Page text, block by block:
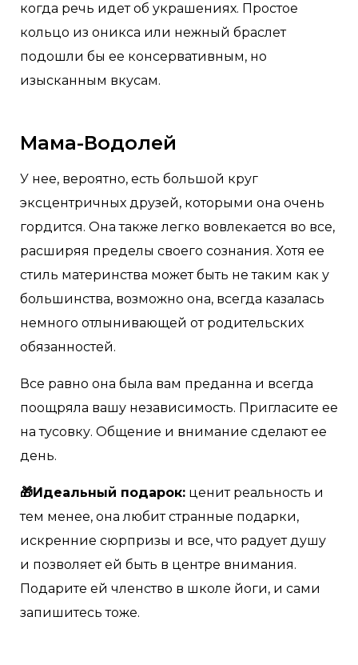
когда речь идет об украшениях. Простое
кольцо из оникса или нежный браслет
подошли бы ее консервативным, но
изысканным вкусам.
Мама-Водолей
У нее, вероятно, есть большой круг
эксцентричных друзей, которыми она очень
гордится. Она также легко вовлекается во все,
расширяя пределы своего сознания. Хотя ее
стиль материнства может быть не таким как у
большинства, возможно она, всегда казалась
немного отлынивающей от родительских
обязанностей.
Все равно она была вам преданна и всегда
поощряла вашу независимость. Пригласите ее
на тусовку. Общение и внимание сделают ее
день.
🎁Идеальный подарок: ценит реальность и
тем менее, она любит странные подарки,
искренние сюрпризы и все, что радует душу
и позволяет ей быть в центре внимания.
Подарите ей членство в школе йоги, и сами
запишитесь тоже.